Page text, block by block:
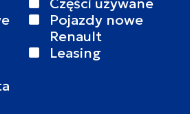
Pojazdy nowe
Renault
Leasing